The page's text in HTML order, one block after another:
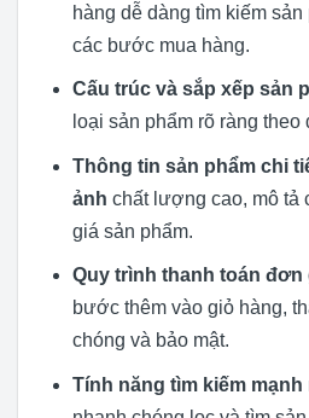
hàng dễ dàng tìm kiếm
các bước mua hàng.
Cấu trúc và sắp xếp sản
loại sản phẩm rõ ràng theo
Thông tin sản phẩm chi
ảnh chất lượng cao, mô tả
giá sản phẩm.
Quy trình thanh toán đơn
bước thêm vào giỏ hàng,
chóng và bảo mật.
Tính năng tìm kiếm mạnh